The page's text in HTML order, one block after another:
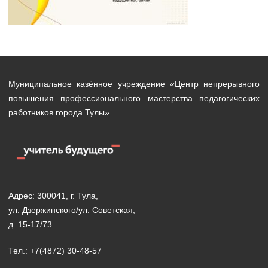
Муниципальное казённое учреждение «Центр непрерывного
повышения профессионального мастерства педагогических
работников города Тулы»
Адрес: 300041, г. Тула,
ул. Дзержинского/ул. Советская,
д. 15-17/73
Тел.: +7(4872) 30-48-57